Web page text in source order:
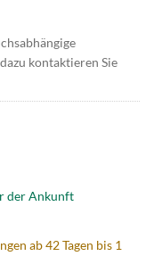
kontaktieren Sie
der Ankunft
ab 42 Tagen bis 1